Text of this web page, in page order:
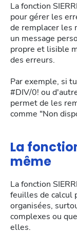
La fonction
pour gérer les
de remplacer les
un message
propre et lisible
des erreurs.
Par exemple, si
#DIV/0! ou
permet de les
comme "Non
La
même
La fonction
feuilles de calcul
organisées,
complexes ou
elles.